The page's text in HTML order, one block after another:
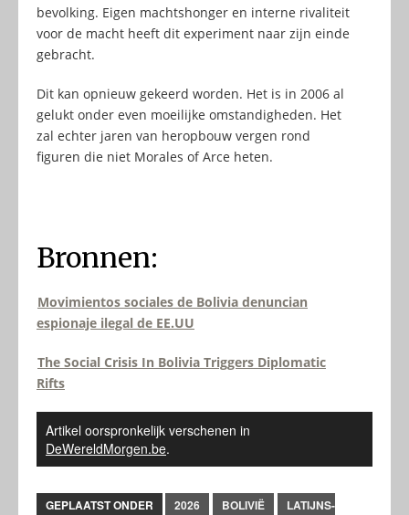
bevolking. Eigen machtshonger en interne rivaliteit
voor de macht heeft dit experiment naar zijn einde
gebracht.
Dit kan opnieuw gekeerd worden. Het is in 2006 al
gelukt onder even moeilijke omstandigheden. Het
zal echter jaren van heropbouw vergen rond
figuren die niet Morales of Arce heten.
Bronnen:
Movimientos sociales de Bolivia denuncian
espionaje ilegal de EE.UU
The Social Crisis In Bolivia Triggers Diplomatic
Rifts
Artikel oorspronkelijk verschenen in
DeWereldMorgen.be.
GEPLAATST ONDER 2026 BOLIVIË
LATIJNS-